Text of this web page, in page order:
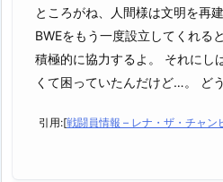
ところがね、人間様は文明を再
BWEをもう一度設立してくれる
積極的に協力するよ。 それにし
くて困っていたんだけど…。 ど
引用:[戦闘員情報 – レナ・ザ・チャ